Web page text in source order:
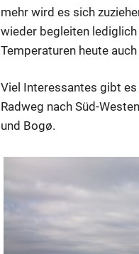
mehr wird es sich
wieder begleiten
Temperaturen heute
Viel Interessantes gibt
Radweg nach Süd-
und Bogø.